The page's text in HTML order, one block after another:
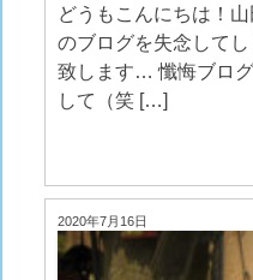
どうもこんにちは！
のブログを失念して
致します… 懺悔ブロ
して（笑 […]
2020年7月16日